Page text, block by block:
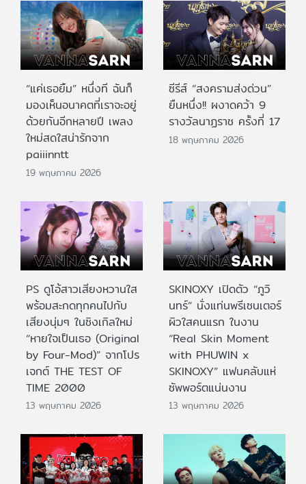
“แค่เธอยิ้ม” หนึ่งที ฉันก็
มองเห็นอนาคตที่เราจะอยู่
ด้วยกันอีกหลายปี เพลง
ใหม่สดใสน่ารักจาก
paiiinntt
19 พฤษภาคม 2026
ซีรีส์ “สงครามส่งด่วน”
ยืนหนึ่ง!! ผงาดคว้า 9
รางวัลนาฏราช ครั้งที่ 17
18 พฤษภาคม 2026
PS ดูโอ้สาวเสียงหวานใส
พร้อมสะกดทุกคนไปกับ
เสียงนุ่มๆ ในซิงเกิลใหม่
“หายใจเป็นเธอ (Original
by Four-Mod)” จากโปร
เจกต์ THE TEST OF
TIME 2000
13 พฤษภาคม 2026
SKINOXY เปิดตัว “ภูวิ
นทร์” นั่งแท่นพรีเซนเตอร์
ผิวใสคนแรก ในงาน
“Real Skin Moment
with PHUWIN x
SKINOXY” แฟนคลับแห่
ซัพพอร์ตแน่นงาน
13 พฤษภาคม 2026